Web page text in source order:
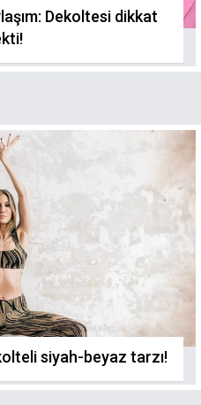
Dekoltesi dikkat
siyah-beyaz tarzı!